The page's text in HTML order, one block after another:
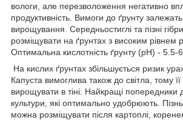
вологи, але перезволоження негативно
продуктивність. Вимоги до ґрунту
вирощування. Середньостиглі та пізні
розміщувати на ґрунтах з високим рівнем
Оптимальна кислотність ґрунту (pH) - 5.5-
На кислих ґрунтах збільшується ризик
Капуста вимоглива також до світла, тому
вирощувати в тіні. Найкращі попередники
культури, які оптимально удобрюють.
можна розміщувати після картоплі,